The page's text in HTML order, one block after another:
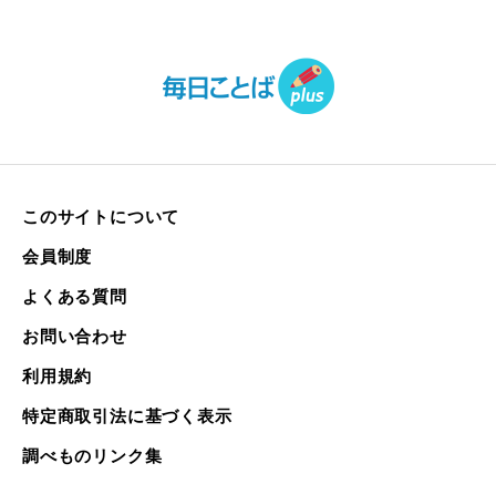
このサイトについて
会員制度
よくある質問
お問い合わせ
利用規約
特定商取引法に基づく表示
調べものリンク集